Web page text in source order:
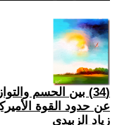
عن حدود القوة
زياد الزبيدي